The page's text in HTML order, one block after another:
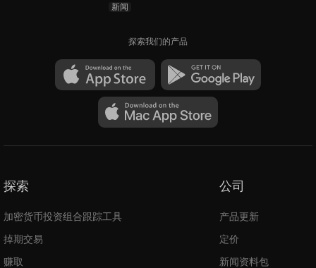
新闻
探索我们的产品
探索
加密货币投资组合跟踪工具
掉期交易
赚取
公司
产品更新
定价
新闻资料包